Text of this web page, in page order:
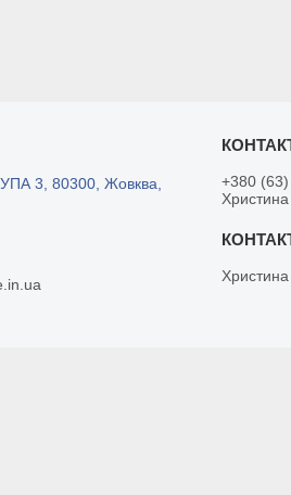
УПА 3, 80300, Жовква,
+380
Христина
Христина